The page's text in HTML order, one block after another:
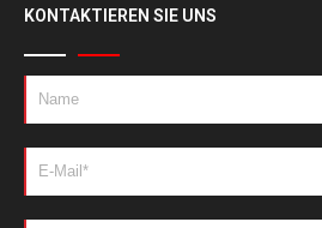
KONTAKTIEREN SIE UNS